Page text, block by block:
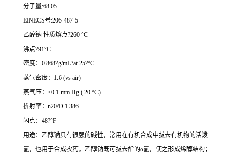
分子量:68.05
EINECS号:205-487-5
乙醇钠 性质熔点?260 °C
沸点?91°C
密度：0.868?g/mL?at 25?°C
蒸气密度：1.6 (vs air)
蒸气压：<0.1 mm Hg ( 20 °C)
折射率：n20/D 1.386
闪点：48?°F
用途：乙醇钠具有很强的碱性，常用在有机合成中拔去有机物的活泼
氢，也用于合成农药。乙醇钠既可拔去酯的α氢，使之形成烯醇结构；